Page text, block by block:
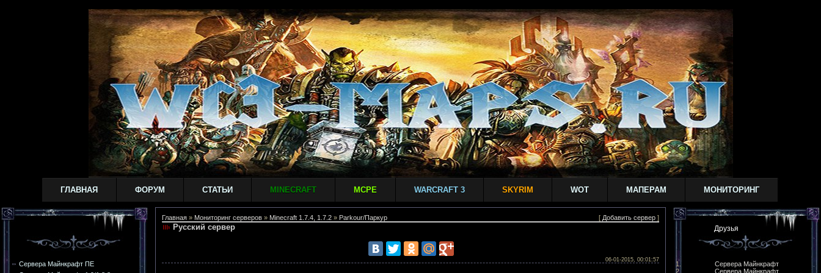
ГЛАВНАЯ ФОРУМ СТАТЬИ MINECRAFT MCPE WARCRAFT 3 SKYRIM WOT МАПЕРАМ МОНИТОРИНГ
Сервера Майнкрафт ПЕ
Главная » Мониторинг серверов » Minecraft 1.7.4, 1.7.2 » Parkour/Паркур [ Добавить сервер ]
Русский сервер
06-01-2015, 00:01:57
Друзья
Сервера Майнкрафт
Сервера Майнкрафт